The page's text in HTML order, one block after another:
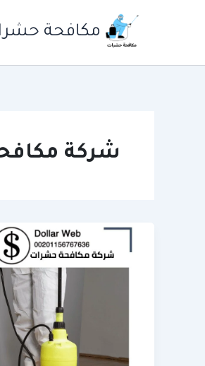
مكافحة
شركة